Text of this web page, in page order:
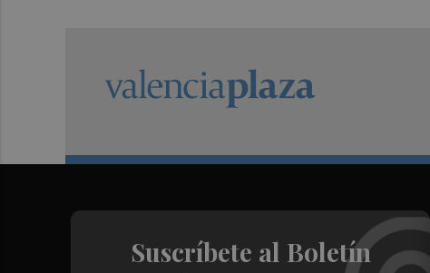
Suscríbete al Boletín